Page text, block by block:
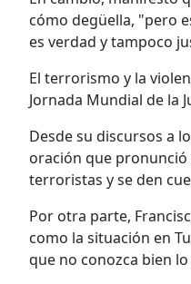
cómo degüella, "pero
es verdad y tampoco
El terrorismo y la
Jornada Mundial de la
Desde su discursos a
oración que pronunció
terroristas y se den
Por otra parte,
como la situación en
que no conozca bien